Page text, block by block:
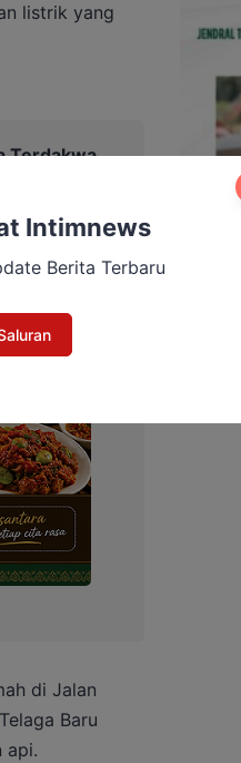
listrik yang
Terdakwa
di Jalan
Baru
api.
Intimnews
Berita Terbaru